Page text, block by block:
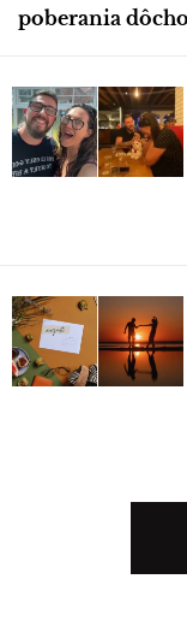
poberania